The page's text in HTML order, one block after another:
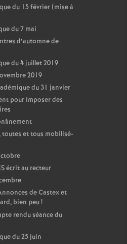
du 15 février (mise à
du 7 mai
d’automne de
du 4 juillet 2019
2019
du 31 janvier
pour imposer des
toutes et tous mobilisé-
écrit au recteur
de Castex et
bien peu!
rendu séance du
du 25 juin